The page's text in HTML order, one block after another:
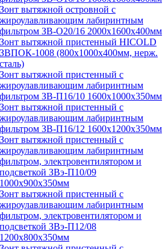
Зонт вытяжной островной с
жироулавливающим лабиринтным
фильтром ЗВ-О20/16 2000х1600х400мм
Зонт вытяжной пристенный HICOLD
ЗВПОК-1008 (800х1000х400мм, нерж.
сталь)
Зонт вытяжной пристенный с
жироулавливающим лабиринтным
фильтром ЗВ-П16/10 1600х1000х350мм
Зонт вытяжной пристенный с
жироулавливающим лабиринтным
фильтром ЗВ-П16/12 1600х1200х350мм
Зонт вытяжной пристенный с
жироулавливающим лабиринтным
фильтром, электровентилятором и
подсветкой ЗВэ-П10/09
1000х900х350мм
Зонт вытяжной пристенный с
жироулавливающим лабиринтным
фильтром, электровентилятором и
подсветкой ЗВэ-П12/08
1200х800х350мм